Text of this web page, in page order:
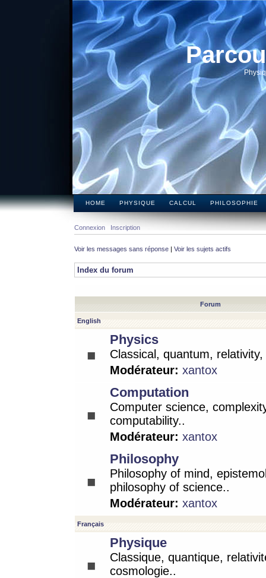
HOME PHYSIQUE CALCUL PHILOSOPHIE
Connexion Inscription
Voir les messages sans réponse | Voir les sujets actifs
Index du forum
Forum
English
Physics
Classical, quantum,
Modérateur: xantox
Computation
Computer science,
computability..
Modérateur: xantox
Philosophy
Philosophy of mind,
philosophy of science..
Modérateur: xantox
Français
Physique
Classique, quantique,
cosmologie..